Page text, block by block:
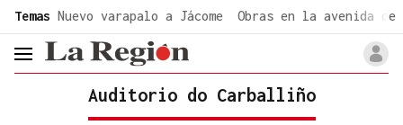
Temas Nuevo varapalo a Jácome Obras en la avenida de
header.menu.open
Auditorio do Carballiño